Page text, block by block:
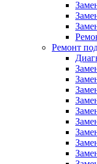
Ремонт